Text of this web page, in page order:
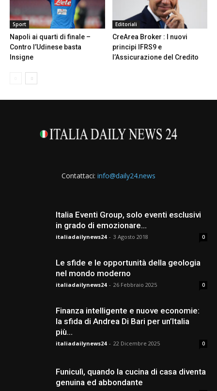
Sport
Napoli ai quarti di finale –
Contro l’Udinese basta
Insigne
Editoriali
CreArea Broker : I nuovi
principi IFRS9 e
l’Assicurazione del Credito
Contattaci: info@daily24.news
Italia Eventi Group, solo eventi esclusivi
in grado di emozionare…
italiadailynews24 - 3 Agosto 2018 0
Le sfide e le opportunità della geologia
nel mondo moderno
italiadailynews24 - 26 Febbraio 2025 0
Finanza intelligente e nuove economie:
la sfida di Andrea Di Bari per un’Italia
più...
italiadailynews24 - 22 Dicembre 2025 0
Funiculì, quando la cucina di casa diventa
genuina ed abbondante